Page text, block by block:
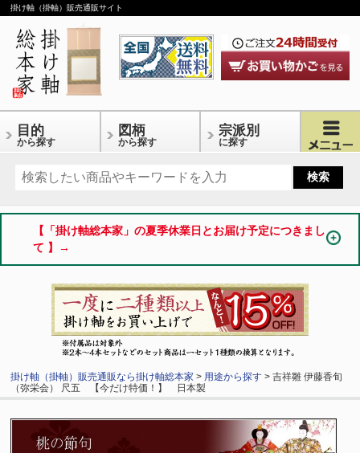
掛け軸（掛軸）販売通販サイト
目的
から探す
図柄
から探す
宗派別
に探す
【「掛け軸総本家」の夏季休業日とお届け予定につきまし
て 】→
掛け軸（掛軸）販売通販なら掛け軸総本家 > 用途から探す > 吉祥雛 伊藤香旬
（弥栄会） 尺五 【今だけ特価！】 日本製